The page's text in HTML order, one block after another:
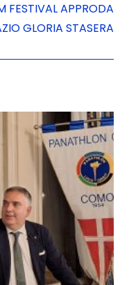
FESTIVAL APPRODA
GLORIA STASERA